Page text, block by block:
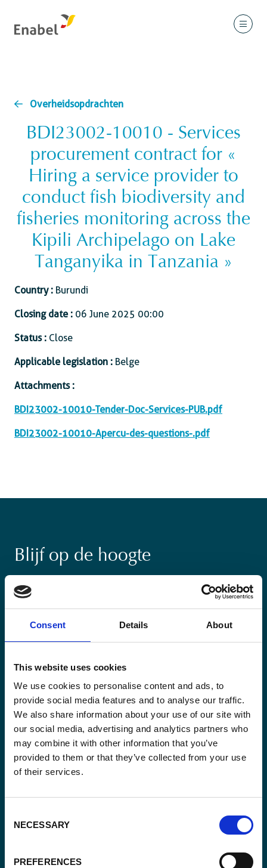
Consent Details About
This website uses cookies
We use cookies to personalise content and ads, to
provide social media features and to analyse our traffic.
We also share information about your use of our site with
our social media, advertising and analytics partners who
may combine it with other information that you’ve
provided to them or that they’ve collected from your use
of their services.
Selection
NECESSARY
PREFERENCES
Overheidsopdrachten
BDI23002-10010 - Services
procurement contract for «
Hiring a service provider to
conduct fish biodiversity and
fisheries monitoring across the
Kipili Archipelago on Lake
Tanganyika in Tanzania »
Country : Burundi
Closing date : 06 June 2025 00:00
Status : Close
Applicable legislation : Belge
Attachments :
BDI23002-10010-Tender-Doc-Services-PUB.pdf
BDI23002-10010-Apercu-des-questions-.pdf
Blijf op de hoogte
Blijf op de hoogte van onze activiteiten en
internationale ontwikkelingstrends belicht vanuit
Belgisch perspectief.
Email
(Vereist)
ik
schrijf
in.
Ja, ik schrijf me in. (Vereist)
CAPTCHA